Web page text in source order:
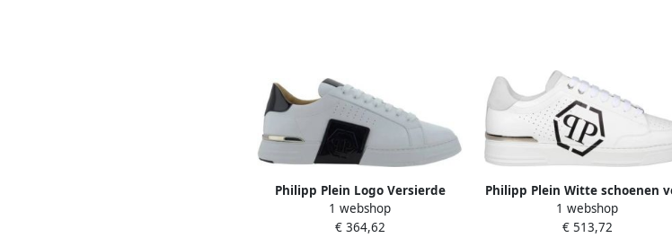
Philipp Plein Logo Versierde
Leren Sneakers White Heren
1 webshop
€ 364,62
Philipp Plein Witte schoenen
mannen en vrouwen White
Heren
1 webshop
€ 513,72